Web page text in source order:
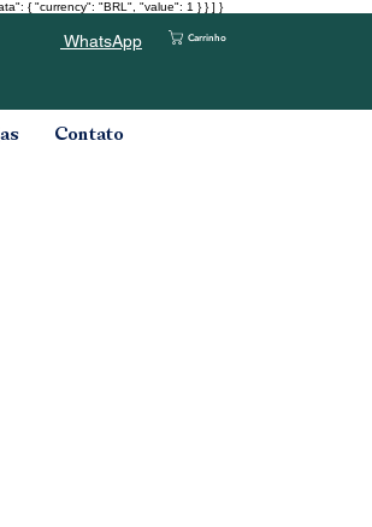
{ "currency": "BRL", "value": 1 } } ] }
Carrinho
WhatsApp
Contato